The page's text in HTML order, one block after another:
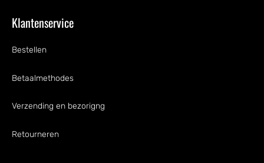
Klantenservice
Bestellen
Betaalmethodes
Verzending en bezorigng
Retourneren